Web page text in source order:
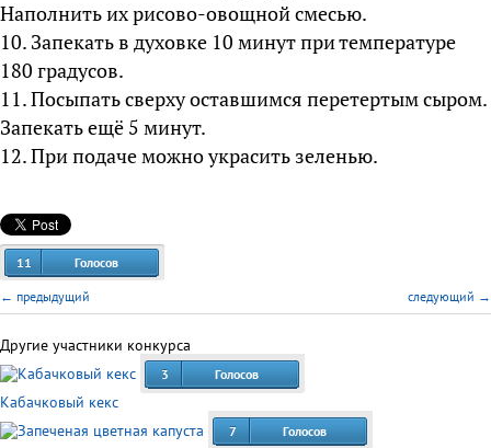
Наполнить их рисово-овощной смесью.
10. Запекать в духовке 10 минут при температуре
180 градусов.
11. Посыпать сверху оставшимся перетертым сыром.
Запекать ещё 5 минут.
12. При подаче можно украсить зеленью.
11 Голосов
← предыдущий следующий →
Другие участники конкурса
3 Голосов
Кабачковый кекс
7 Голосов